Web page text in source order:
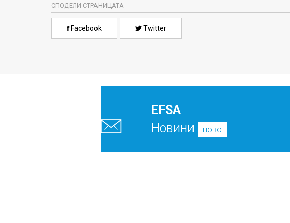
СПОДЕЛИ СТРАНИЦАТА
Facebook Twitter
EFSA
Новини
ново